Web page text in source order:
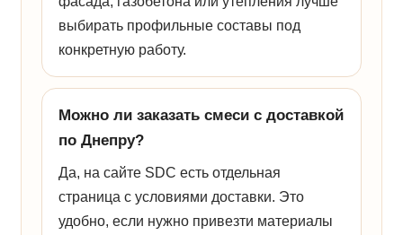
выбирать профильные составы под
конкретную работу.
Можно ли заказать смеси с доставкой
по Днепру?
Да, на сайте SDC есть отдельная
страница с условиями доставки. Это
удобно, если нужно привезти материалы